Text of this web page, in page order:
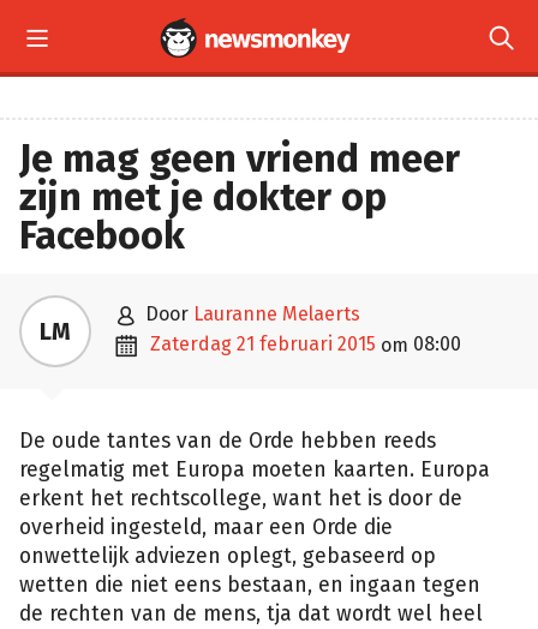
 
Je mag geen vriend meer
zijn met je dokter op
Facebook
LM  door Lauranne Melaerts
 zaterdag 21 februari 2015 om 08:00
De oude tantes van de Orde hebben reeds
regelmatig met Europa moeten kaarten. Europa
erkent het rechtscollege, want het is door de
overheid ingesteld, maar een Orde die
onwettelijk adviezen oplegt, gebaseerd op
wetten die niet eens bestaan, en ingaan tegen
de rechten van de mens, tja dat wordt wel heel